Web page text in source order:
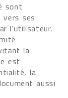
sont
ses
l’utilisateur.
la
est
la
aussi